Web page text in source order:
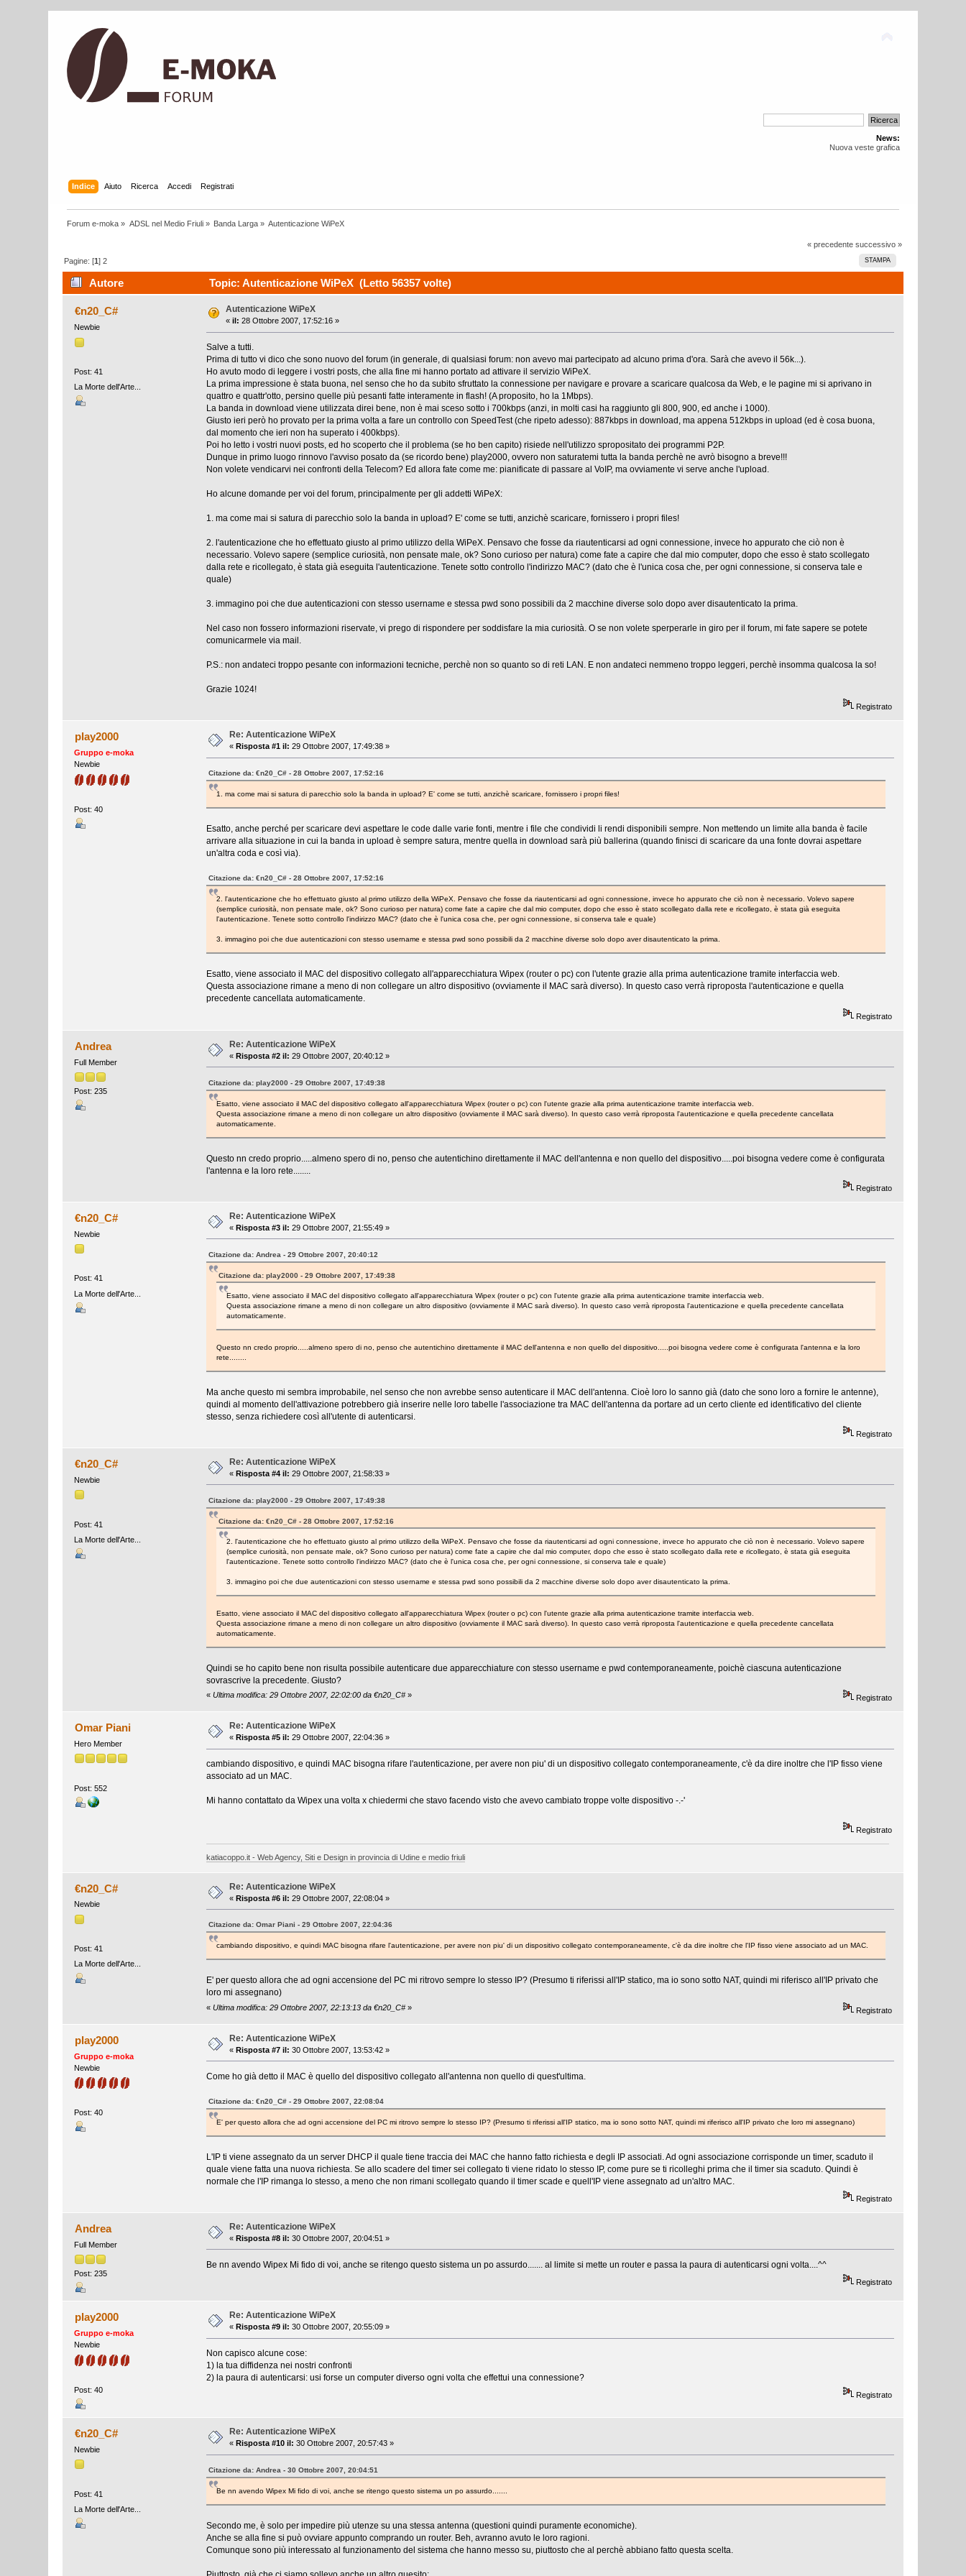
News:
Nuova veste grafica
Indice Aiuto Ricerca Accedi Registrati
Forum e-moka » ADSL nel Medio Friuli» Banda Larga » Autenticazione WiPeX
« precedente successivo »
STAMPA
Pagine: [1]2
Autore Topic: Autenticazione WiPeX (Letto 56357 volte)
€n20_C#
Newbie
Post: 41
La Morte dell'Arte...
Autenticazione WiPeX
«il: 28 Ottobre 2007, 17:52:16 »
Salve a tutti.
Prima di tutto vi dico che sono nuovo del forum (in generale, di qualsiasi forum: non avevo mai partecipato ad alcuno prima d'ora. Sarà che avevo il 56k...).
Ho avuto modo di leggere i vostri posts, che alla fine mi hanno portato ad attivare il servizio WiPeX.
La prima impressione è stata buona, nel senso che ho da subito sfruttato la connessione per navigare e provare a scaricare qualcosa da Web, e le pagine mi si aprivano in
quattro e quattr'otto, persino quelle più pesanti fatte interamente in flash! (A proposito, ho la 1Mbps).
La banda in download viene utilizzata direi bene, non è mai sceso sotto i 700kbps (anzi, in molti casi ha raggiunto gli 800, 900, ed anche i 1000).
Giusto ieri però ho provato per la prima volta a fare un controllo con SpeedTest (che ripeto adesso): 887kbps in download, ma appena 512kbps in upload (ed è cosa buona,
dal momento che ieri non ha superato i 400kbps).
Poi ho letto i vostri nuovi posts, ed ho scoperto che il problema (se ho ben capito) risiede nell'utilizzo spropositato dei programmi P2P.
Dunque in primo luogo rinnovo l'avviso posato da (se ricordo bene) play2000, ovvero non saturatemi tutta la banda perchè ne avrò bisogno a breve!!!
Non volete vendicarvi nei confronti della Telecom? Ed allora fate come me: pianificate di passare al VoIP, ma ovviamente vi serve anche l'upload.
Ho alcune domande per voi del forum, principalmente per gli addetti WiPeX:
1. ma come mai si satura di parecchio solo la banda in upload? E' come se tutti, anzichè scaricare, fornissero i propri files!
2. l'autenticazione che ho effettuato giusto al primo utilizzo della WiPeX. Pensavo che fosse da riautenticarsi ad ogni connessione, invece ho appurato che ciò non è
necessario. Volevo sapere (semplice curiosità, non pensate male, ok? Sono curioso per natura) come fate a capire che dal mio computer, dopo che esso è stato scollegato
dalla rete e ricollegato, è stata già eseguita l'autenticazione. Tenete sotto controllo l'indirizzo MAC? (dato che è l'unica cosa che, per ogni connessione, si conserva tale e
quale)
3. immagino poi che due autenticazioni con stesso username e stessa pwd sono possibili da 2 macchine diverse solo dopo aver disautenticato la prima.
Nel caso non fossero informazioni riservate, vi prego di rispondere per soddisfare la mia curiosità. O se non volete sperperarle in giro per il forum, mi fate sapere se potete
comunicarmele via mail.
P.S.: non andateci troppo pesante con informazioni tecniche, perchè non so quanto so di reti LAN. E non andateci nemmeno troppo leggeri, perchè insomma qualcosa la so!
Grazie 1024!
Registrato
play2000
Gruppo e-moka
Newbie
Post: 40
Re: Autenticazione WiPeX
« Risposta #1 il: 29 Ottobre 2007, 17:49:38 »
Citazione da: €n20_C# - 28 Ottobre 2007, 17:52:16
1. ma come mai si satura di parecchio solo la banda in upload? E' come se tutti, anzichè scaricare, fornissero i propri files!
Esatto, anche perché per scaricare devi aspettare le code dalle varie fonti, mentre i file che condividi li rendi disponibili sempre. Non mettendo un limite alla banda è facile
arrivare alla situazione in cui la banda in upload è sempre satura, mentre quella in download sarà più ballerina (quando finisci di scaricare da una fonte dovrai aspettare
un'altra coda e così via).
Citazione da: €n20_C# - 28 Ottobre 2007, 17:52:16
2. l'autenticazione che ho effettuato giusto al primo utilizzo della WiPeX. Pensavo che fosse da riautenticarsi ad ogni connessione, invece ho appurato che ciò non è necessario. Volevo sapere
(semplice curiosità, non pensate male, ok? Sono curioso per natura) come fate a capire che dal mio computer, dopo che esso è stato scollegato dalla rete e ricollegato, è stata già eseguita
l'autenticazione. Tenete sotto controllo l'indirizzo MAC? (dato che è l'unica cosa che, per ogni connessione, si conserva tale e quale)
3. immagino poi che due autenticazioni con stesso username e stessa pwd sono possibili da 2 macchine diverse solo dopo aver disautenticato la prima.
Esatto, viene associato il MAC del dispositivo collegato all'apparecchiatura Wipex (router o pc) con l'utente grazie alla prima autenticazione tramite interfaccia web.
Questa associazione rimane a meno di non collegare un altro dispositivo (ovviamente il MAC sarà diverso). In questo caso verrà riproposta l'autenticazione e quella
precedente cancellata automaticamente.
Registrato
Andrea
Full Member
Post: 235
Re: Autenticazione WiPeX
«Risposta #2 il: 29 Ottobre 2007, 20:40:12 »
Citazione da: play2000 - 29 Ottobre 2007, 17:49:38
Esatto, viene associato il MAC del dispositivo collegato all'apparecchiatura Wipex (router o pc) con l'utente grazie alla prima autenticazione tramite interfaccia web.
Questa associazione rimane a meno di non collegare un altro dispositivo (ovviamente il MAC sarà diverso). In questo caso verrà riproposta l'autenticazione e quella precedente cancellata
automaticamente.
Questo nn credo proprio.....almeno spero di no, penso che autentichino direttamente il MAC dell'antenna e non quello del dispositivo.....poi bisogna vedere come è configurata
l'antenna e la loro rete........
Registrato
€n20_C#
Newbie
Post: 41
La Morte dell'Arte...
Re: Autenticazione WiPeX
«Risposta #3 il: 29 Ottobre 2007, 21:55:49 »
Citazione da: Andrea - 29 Ottobre 2007, 20:40:12
Citazione da: play2000 - 29 Ottobre 2007, 17:49:38
Esatto, viene associato il MAC del dispositivo collegato all'apparecchiatura Wipex (router o pc) con l'utente grazie alla prima autenticazione tramite interfaccia web.
Questa associazione rimane a meno di non collegare un altro dispositivo (ovviamente il MAC sarà diverso). In questo caso verrà riproposta l'autenticazione e quella precedente cancellata
automaticamente.
Questo nn credo proprio.....almeno spero di no, penso che autentichino direttamente il MAC dell'antenna e non quello del dispositivo.....poi bisogna vedere come è configurata l'antenna e la loro
rete........
Ma anche questo mi sembra improbabile, nel senso che non avrebbe senso autenticare il MAC dell'antenna. Cioè loro lo sanno già (dato che sono loro a fornire le antenne),
quindi al momento dell'attivazione potrebbero già inserire nelle loro tabelle l'associazione tra MAC dell'antenna da portare ad un certo cliente ed identificativo del cliente
stesso, senza richiedere così all'utente di autenticarsi.
Registrato
€n20_C#
Newbie
Post: 41
La Morte dell'Arte...
Re: Autenticazione WiPeX
«Risposta #4 il: 29 Ottobre 2007, 21:58:33 »
Citazione da: play2000 - 29 Ottobre 2007, 17:49:38
Citazione da: €n20_C# - 28 Ottobre 2007, 17:52:16
2. l'autenticazione che ho effettuato giusto al primo utilizzo della WiPeX. Pensavo che fosse da riautenticarsi ad ogni connessione, invece ho appurato che ciò non è necessario. Volevo sapere
(semplice curiosità, non pensate male, ok? Sono curioso per natura) come fate a capire che dal mio computer, dopo che esso è stato scollegato dalla rete e ricollegato, è stata già eseguita
l'autenticazione. Tenete sotto controllo l'indirizzo MAC? (dato che è l'unica cosa che, per ogni connessione, si conserva tale e quale)
3. immagino poi che due autenticazioni con stesso username e stessa pwd sono possibili da 2 macchine diverse solo dopo aver disautenticato la prima.
Esatto, viene associato il MAC del dispositivo collegato all'apparecchiatura Wipex (router o pc) con l'utente grazie alla prima autenticazione tramite interfaccia web.
Questa associazione rimane a meno di non collegare un altro dispositivo (ovviamente il MAC sarà diverso). In questo caso verrà riproposta l'autenticazione e quella precedente cancellata
automaticamente.
Quindi se ho capito bene non risulta possibile autenticare due apparecchiature con stesso username e pwd contemporaneamente, poichè ciascuna autenticazione
sovrascrive la precedente. Giusto?
« Ultima modifica: 29 Ottobre 2007, 22:02:00 da €n20_C#» Registrato
Omar Piani
Hero Member
Post: 552
Re: Autenticazione WiPeX
«Risposta #5 il: 29 Ottobre 2007, 22:04:36 »
cambiando dispositivo, e quindi MAC bisogna rifare l'autenticazione, per avere non piu' di un dispositivo collegato contemporaneamente, c'è da dire inoltre che l'IP fisso viene
associato ad un MAC.
Mi hanno contattato da Wipex una volta x chiedermi che stavo facendo visto che avevo cambiato troppe volte dispositivo -.-'
Registrato
katiacoppo.it - Web Agency, Siti e Design in provincia di Udine e medio friuli
€n20_C#
Newbie
Post: 41
La Morte dell'Arte...
Re: Autenticazione WiPeX
«Risposta #6 il: 29 Ottobre 2007, 22:08:04 »
Citazione da: Omar Piani - 29 Ottobre 2007, 22:04:36
cambiando dispositivo, e quindi MAC bisogna rifare l'autenticazione, per avere non piu' di un dispositivo collegato contemporaneamente, c'è da dire inoltre che l'IP fisso viene associato ad un MAC.
E' per questo allora che ad ogni accensione del PC mi ritrovo sempre lo stesso IP? (Presumo ti riferissi all'IP statico, ma io sono sotto NAT, quindi mi riferisco all'IP privato che
loro mi assegnano)
« Ultima modifica: 29 Ottobre 2007, 22:13:13 da €n20_C#» Registrato
play2000
Gruppo e-moka
Newbie
Post: 40
Re: Autenticazione WiPeX
«Risposta #7 il: 30 Ottobre 2007, 13:53:42 »
Come ho già detto il MAC è quello del dispositivo collegato all'antenna non quello di quest'ultima.
Citazione da: €n20_C# - 29 Ottobre 2007, 22:08:04
E' per questo allora che ad ogni accensione del PC mi ritrovo sempre lo stesso IP? (Presumo ti riferissi all'IP statico, ma io sono sotto NAT, quindi mi riferisco all'IP privato che loro mi assegnano)
L'IP ti viene assegnato da un server DHCP il quale tiene traccia dei MAC che hanno fatto richiesta e degli IP associati. Ad ogni associazione corrisponde un timer, scaduto il
quale viene fatta una nuova richiesta. Se allo scadere del timer sei collegato ti viene ridato lo stesso IP, come pure se ti ricolleghi prima che il timer sia scaduto. Quindi è
normale che l'IP rimanga lo stesso, a meno che non rimani scollegato quando il timer scade e quell'IP viene assegnato ad un'altro MAC.
Registrato
Andrea
Full Member
Post: 235
Re: Autenticazione WiPeX
«Risposta #8 il: 30 Ottobre 2007, 20:04:51 »
Be nn avendo Wipex Mi fido di voi, anche se ritengo questo sistema un po assurdo....... al limite si mette un router e passa la paura di autenticarsi ogni volta....^^
Registrato
play2000
Gruppo e-moka
Newbie
Post: 40
Re: Autenticazione WiPeX
« Risposta #9 il: 30 Ottobre 2007, 20:55:09 »
Non capisco alcune cose:
1) la tua diffidenza nei nostri confronti
2) la paura di autenticarsi: usi forse un computer diverso ogni volta che effettui una connessione?
Registrato
€n20_C#
Newbie
Post: 41
La Morte dell'Arte...
Re: Autenticazione WiPeX
«Risposta #10 il: 30 Ottobre 2007, 20:57:43 »
Citazione da: Andrea - 30 Ottobre 2007, 20:04:51
Be nn avendo Wipex Mi fido di voi, anche se ritengo questo sistema un po assurdo.......
Secondo me, è solo per impedire più utenze su una stessa antenna (questioni quindi puramente economiche).
Anche se alla fine si può ovviare appunto comprando un router. Beh, avranno avuto le loro ragioni.
Comunque sono più interessato al funzionamento del sistema che hanno messo su, piuttosto che al perchè abbiano fatto questa scelta.